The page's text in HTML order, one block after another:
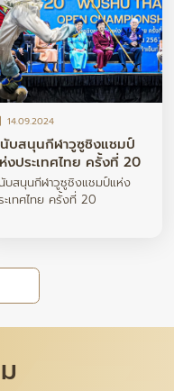
14.09.2024
บสนุนกีฬาวูซูชิงแชมป์
งประเทศไทย ครั้งที่ 20
บสนุนกีฬาวูซูชิงแชมป์แห่ง
ะเทศไทย ครั้งที่ 20